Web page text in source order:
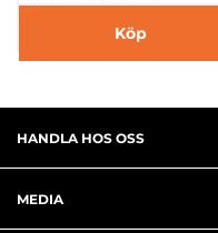
Köp
HANDLA HOS OSS
MEDIA